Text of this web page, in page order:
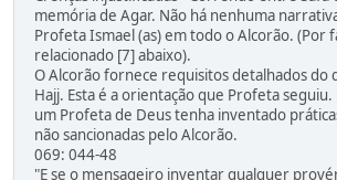
memória de Agar. Não há nenhuma
Profeta Ismael (as) em todo o Alcorão. (Por
relacionado [7] abaixo).
O Alcorão fornece requisitos detalhados do
Hajj. Esta é a orientação que Profeta seguiu.
um Profeta de Deus tenha inventado
não sancionadas pelo Alcorão.
069: 044-48
"E se o mensageiro inventar qualquer